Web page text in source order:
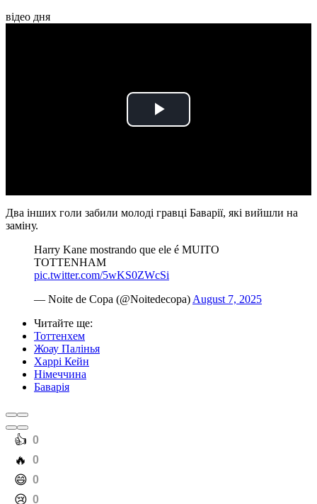
відео дня
Play
Два інших голи забили молоді гравці Баварії, які вийшли на
заміну.
Harry Kane mostrando que ele é MUITO
TOTTENHAM
pic.twitter.com/5wKS0ZWcSi
— Noite de Copa (@Noitedecopa) August 7, 2025
Читайте ще:
Тоттенхем
Жоау Палінья
Харрі Кейн
Німеччина
Баварія
️👍 0
️🔥 0
️😄 0
️😢 0